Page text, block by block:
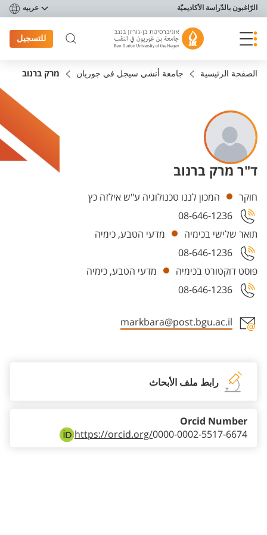
תפריט נגישות
الرّاغبون بالدّراسة الأكاديميّة عربيه
للتسجيل
الصفحة الرئيسية جامعة أنشي سيجل في جوريان מרק ברנוב
ד"ר מרק ברנוב
Departments
חוקר
המכון לננו טכנולוגיה ע"ש אילזה כץ
08-646-1236
תואר שלישי בכימיה
מדעי הטבע, כימיה
08-646-1236
פוסט דוקטורט בכימיה
מדעי הטבע, כימיה
08-646-1236
markbara@post.bgu.ac.il
رابط ملف الأبحاث
https://orcid.org/0000-0002-5517-6674
Orcid Number